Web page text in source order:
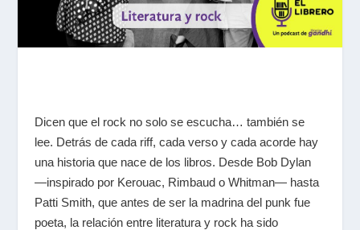
Dicen que el rock no solo se escucha… también se
lee. Detrás de cada riff, cada verso y cada acorde hay
una historia que nace de los libros. Desde Bob Dylan
—inspirado por Kerouac, Rimbaud o Whitman— hasta
Patti Smith, que antes de ser la madrina del punk fue
poeta, la relación entre literatura y rock ha sido